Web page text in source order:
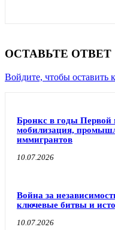
ОСТАВЬТЕ ОТВЕТ
Войдите, чтобы оставить
Бронкс в годы
мобилизация,
иммигрантов
10.07.2026
Война за
ключевые битвы и
10.07.2026